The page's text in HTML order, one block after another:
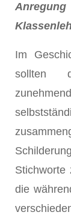
Im
sollten
Stichworte
die